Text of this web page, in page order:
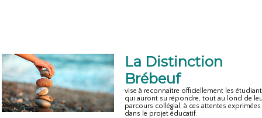
La Distinction
Brébeuf
vise à reconnaître officiellement les
qui auront su répondre, tout au lond de
parcours collégial, à ces attentes exprimées
dans le projet éducatif.